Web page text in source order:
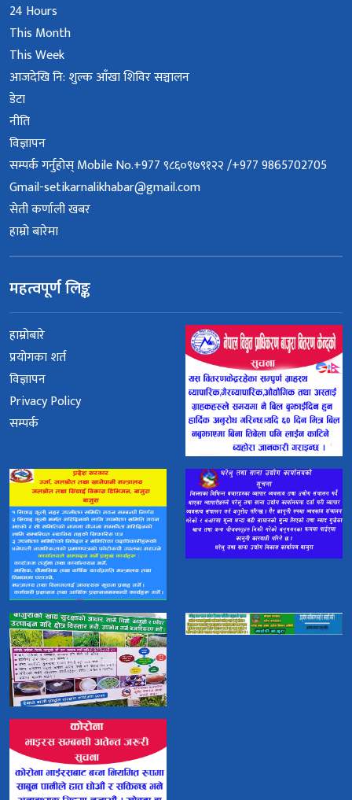
24 Hours
This Month
This Week
आजदेखि नि: शुल्क आँखा शिविर सञ्चालन
डेटा
नीति
विज्ञापन
सम्पर्क गर्नुहोस् Mobile No.+977 ९८६०९७९१२२ /+977 9865702705
Gmail-setikarnalikhabar@gmail.com
सेती कर्णाली खबर
हाम्रो बारेमा
महत्वपूर्ण लिङ्क
हाम्रोबारे
प्रयोगका शर्त
विज्ञापन
Privacy Policy
सम्पर्क